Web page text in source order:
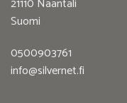
Suomi
0500903761
info@silvernet.fi